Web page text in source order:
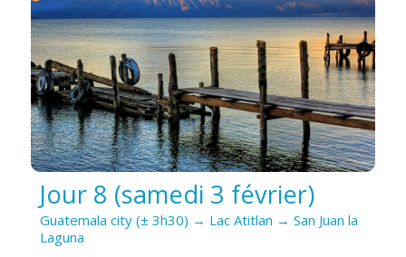
Jour 8 (samedi 3 février)
Guatemala city (± 3h30) → Lac Atitlan → San Juan la
Laguna